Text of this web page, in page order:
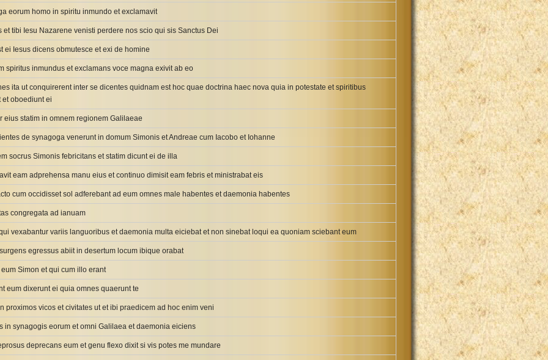
eorum homo in spiritu inmundo et exclamavit
et tibi Iesu Nazarene venisti perdere nos scio qui sis Sanctus Dei
ei Iesus dicens obmutesce et exi de homine
spiritus inmundus et exclamans voce magna exivit ab eo
ita ut conquirerent inter se dicentes quidnam est hoc quae doctrina haec nova quia in potestate et spiritibus
oboediunt ei
eius statim in omnem regionem Galilaeae
de synagoga venerunt in domum Simonis et Andreae cum Iacobo et Iohanne
socrus Simonis febricitans et statim dicunt ei de illa
eam adprehensa manu eius et continuo dimisit eam febris et ministrabat eis
cum occidisset sol adferebant ad eum omnes male habentes et daemonia habentes
congregata ad ianuam
vexabantur variis languoribus et daemonia multa eiciebat et non sinebat loqui ea quoniam sciebant eum
egressus abiit in desertum locum ibique orabat
Simon et qui cum illo erant
eum dixerunt ei quia omnes quaerunt te
proximos vicos et civitates ut et ibi praedicem ad hoc enim veni
in synagogis eorum et omni Galilaea et daemonia eiciens
deprecans eum et genu flexo dixit si vis potes me mundare